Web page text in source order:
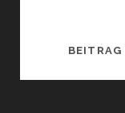
BEITRAG